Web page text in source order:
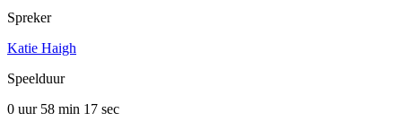
Spreker
Katie Haigh
Speelduur
0 uur 58 min 17 sec